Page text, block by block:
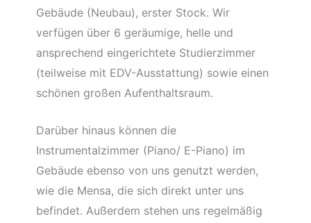
Gebäude (Neubau), erster Stock. Wir
verfügen über 6 geräumige, helle und
ansprechend eingerichtete Studierzimmer
(teilweise mit EDV-Ausstattung) sowie einen
schönen großen Aufenthaltsraum.
Darüber hinaus können die
Instrumentalzimmer (Piano/ E-Piano) im
Gebäude ebenso von uns genutzt werden,
wie die Mensa, die sich direkt unter uns
befindet. Außerdem stehen uns regelmäßig